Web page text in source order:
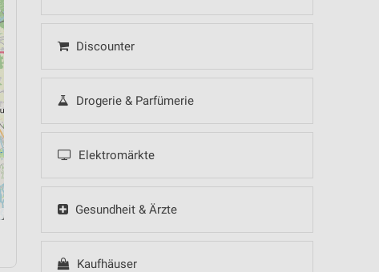
Discounter
Drogerie & Parfümerie
Elektromärkte
Gesundheit & Ärzte
Kaufhäuser